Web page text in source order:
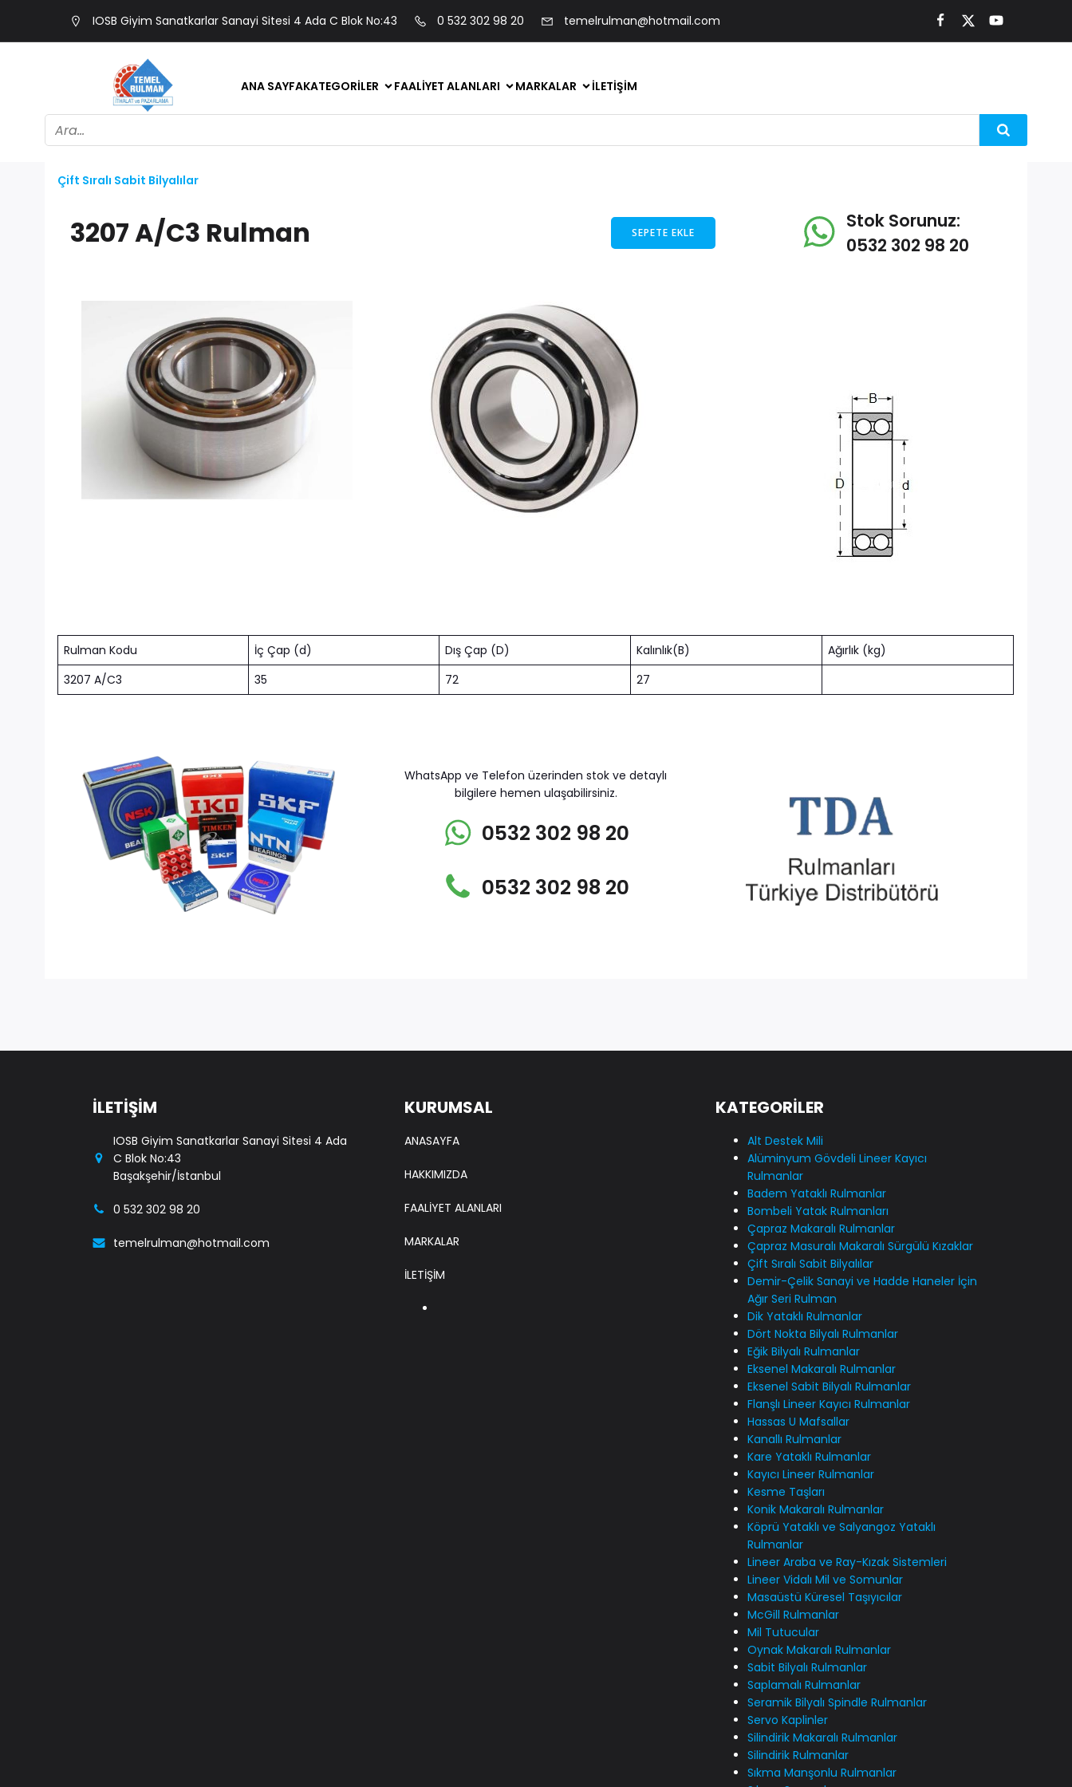
IOSB Giyim Sanatkarlar Sanayi Sitesi 4 Ada C Blok No:43 0 532 302 98 20 temelrulman@hotmail.com
ANA SAYFAKATEGORILER FAALIYET ALANLARI MARKALAR İLETIŞIM
Çift Sıralı Sabit Bilyalılar
3207 A/C3 Rulman SEPETE EKLE
Stok Sorunuz:
0532 302 98 20
Rulman Kodu İç Çap (d) Dış Çap (D) Kalınlık(B)
Ağırlık (kg)
3207 A/C3
35 72 27
WhatsApp ve Telefon üzerinden stok ve detaylı
bilgilere hemen ulaşabilirsiniz.
0532 302 98 20
0532 302 98 20
İLETİŞİM
IOSB Giyim Sanatkarlar Sanayi Sitesi 4 Ada
C Blok No:43
Başakşehir/İstanbul
0 532 302 98 20
temelrulman@hotmail.com
KURUMSAL
ANASAYFA
HAKKIMIZDA
FAALİYET ALANLARI
MARKALAR
İLETİŞİM
KATEGORİLER
Alt Destek Mili
Alüminyum Gövdeli Lineer Kayıcı
Rulmanlar
Badem Yataklı Rulmanlar
Bombeli Yatak Rulmanları
Çapraz Makaralı Rulmanlar
Çapraz Masuralı Makaralı Sürgülü Kızaklar
Çift Sıralı Sabit Bilyalılar
Demir-Çelik Sanayi ve Hadde Haneler İçin
Ağır Seri Rulman
Dik Yataklı Rulmanlar
Dört Nokta Bilyalı Rulmanlar
Eğik Bilyalı Rulmanlar
Eksenel Makaralı Rulmanlar
Eksenel Sabit Bilyalı Rulmanlar
Flanşlı Lineer Kayıcı Rulmanlar
Hassas U Mafsallar
Kanallı Rulmanlar
Kare Yataklı Rulmanlar
Kayıcı Lineer Rulmanlar
Kesme Taşları
Konik Makaralı Rulmanlar
Köprü Yataklı ve Salyangoz Yataklı
Rulmanlar
Lineer Araba ve Ray-Kızak Sistemleri
Lineer Vidalı Mil ve Somunlar
Masaüstü Küresel Taşıyıcılar
McGill Rulmanlar
Mil Tutucular
Oynak Makaralı Rulmanlar
Sabit Bilyalı Rulmanlar
Saplamalı Rulmanlar
Seramik Bilyalı Spindle Rulmanlar
Servo Kaplinler
Silindirik Makaralı Rulmanlar
Silindirik Rulmanlar
Sıkma Manşonlu Rulmanlar